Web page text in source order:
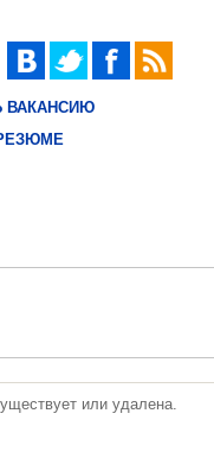
ВАКАНСИЮ
или удалена.